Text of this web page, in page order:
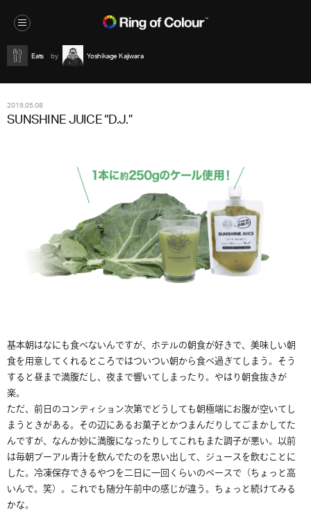
Eats Yoshikage Kajiwara
2019.05.08
SUNSHINE JUICE “D.J.”
基本朝はなにも食べないんですが、ホテルの朝食が好きで、美味しい朝
食を用意してくれるところではついつい朝から食べ過ぎてしまう。そう
すると昼まで満腹だし、夜まで響いてしまったり。やはり朝食抜きが
楽。
ただ、前日のコンディション次第でどうしても朝極端にお腹が空いてし
まうときがある。その辺にあるお菓子とかつまんだりしてごまかしてた
んですが、なんか妙に満腹になったりしてこれもまた調子が悪い。以前
は毎朝プーアル青汁を飲んでたのを思い出して、ジュースを飲むことに
した。冷凍保存できるやつを二日に一回くらいのペースで（ちょっと高
いんで。笑）。これでも随分午前中の感じが違う。ちょっと続けてみる
かな。